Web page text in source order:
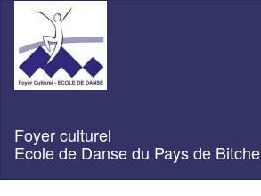
Foyer culturel
Ecole de Danse du Pays de Bitche